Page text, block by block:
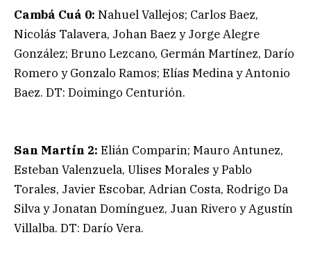
Cambá Cuá 0: Nahuel Vallejos; Carlos Baez,
Nicolás Talavera, Johan Baez y Jorge Alegre
González; Bruno Lezcano, Germán Martínez, Darío
Romero y Gonzalo Ramos; Elías Medina y Antonio
Baez. DT: Doimingo Centurión.
San Martín 2: Elián Comparin; Mauro Antunez,
Esteban Valenzuela, Ulises Morales y Pablo
Torales, Javier Escobar, Adrian Costa, Rodrigo Da
Silva y Jonatan Domínguez, Juan Rivero y Agustín
Villalba. DT: Darío Vera.